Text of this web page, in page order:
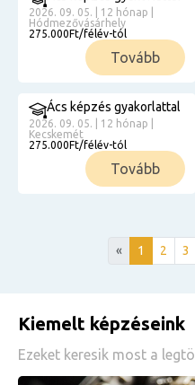
2026. 09. 05. | 12 hónap |
Hódmezővásárhely
275.000Ft/félév-tól
Tovább
Ács képzés gyakorlattal
2026. 09. 05. | 12 hónap |
Kecskemét
275.000Ft/félév-tól
Tovább
« 1 2 3
Kiemelt képzéseink
Ezeket keresik most a